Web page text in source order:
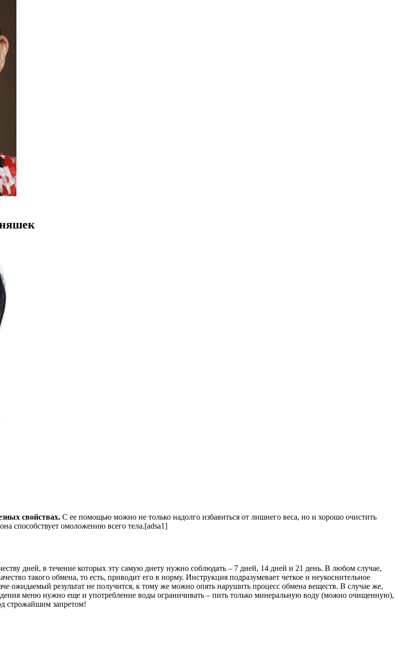
свойствах. С ее помощью можно не только надолго избавиться от лишнего веса, но и хорошо очистить
способствует омоложению всего тела.[adsa1]
дней, в течение которых эту самую диету нужно соблюдать – 7 дней, 14 дней и 21 день. В любом случае,
такого обмена, то есть, приводит его в норму. Инструкция подразумевает четкое и неукоснительное
ожидаемый результат не получится, к тому же можно опять нарушить процесс обмена веществ. В случае же,
меню нужно еще и употребление воды ограничивать – пить только минеральную воду (можно очищенную),
строжайшим запретом!